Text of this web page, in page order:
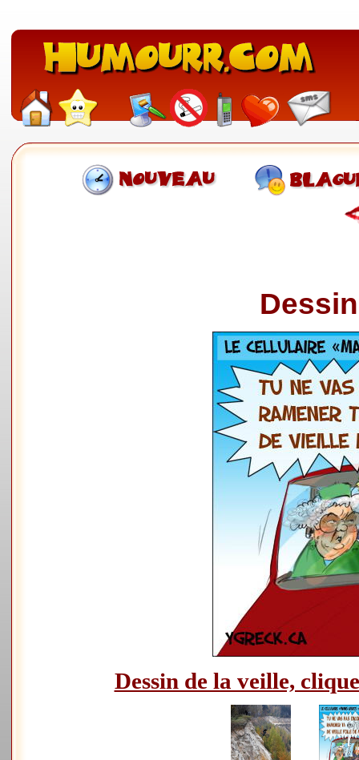
Dessin de la veille,